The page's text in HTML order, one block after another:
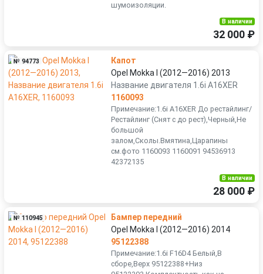
шумоизоляции.
В наличии
32 000 ₽
№ 94773
Капот
Opel Mokka I (2012—2016) 2013
Название двигателя 1.6i A16XER
1160093
Примечание:1.6i A16XER До рестайлинг/
Рестайлинг (Снят с до рест),Черный,Не
большой
залом,Сколы.Вмятина,Царапины
см.фото 1160093 1160091 94536913
42372135
В наличии
28 000 ₽
№ 110945
Бампер передний
Opel Mokka I (2012—2016) 2014
95122388
Примечание:1.6i F16D4 Белый,В
сборе,Верх 95122388+Низ